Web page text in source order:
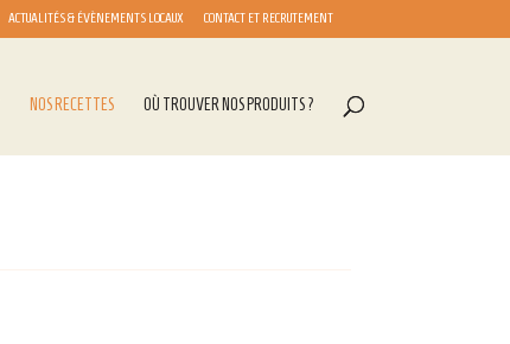
ACTUALITÉS & ÉVÈNEMENTS LOCAUX CONTACT ET RECRUTEMENT
NOS RECETTES OÙ TROUVER NOS PRODUITS ?